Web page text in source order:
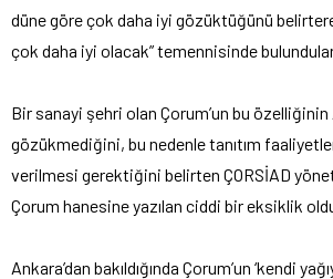
düne göre çok daha iyi gözüktüğünü
çok daha iyi olacak” temennisinde
Bir sanayi şehri olan Çorum’un bu özelliğinin
gözükmediğini, bu nedenle tanıtım
verilmesi gerektiğini belirten ÇORSİAD
Çorum hanesine yazılan ciddi bir eksiklik
Ankara’dan bakıldığında Çorum’un ‘kendi